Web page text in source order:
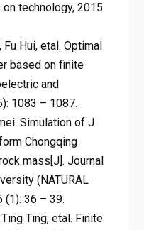
technology, 2015
Hui, etal. Optimal
based on finite
and
1083 – 1087.
Simulation of J
Chongqing
mass[J]. Journal
(NATURAL
(1): 36 – 39.
Ting, etal. Finite